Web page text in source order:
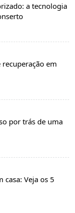
a tecnologia
em
por trás de uma
casa: Veja os 5